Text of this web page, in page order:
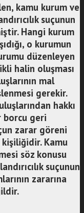
kamu kurum ve
suçunun
Hangi kurum
o kurumun
düzenleyen
halin oluşması
mal
gerekir.
hakkı
borcu geri
zarar göreni
Kamu
söz konusu
suçunun
zararına